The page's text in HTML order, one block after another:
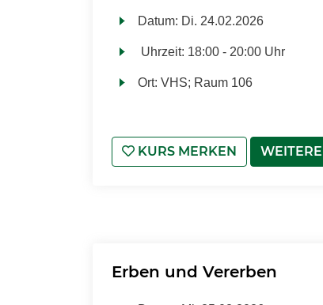
Datum: Di. 24.02.2026
Uhrzeit: 18:00 - 20:00 Uhr
Ort: VHS; Raum 106
KURS MERKEN
Erben und Vererben